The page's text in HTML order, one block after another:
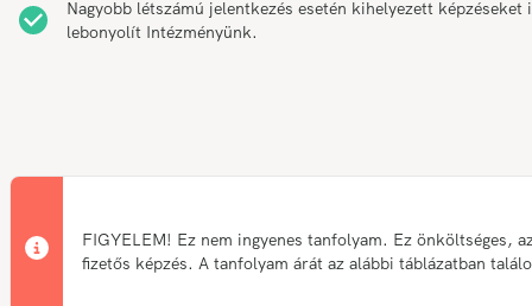
Nagyobb létszámú jelentkezés esetén kihelyezett képzéseket
lebonyolít Intézményünk.
FIGYELEM! Ez nem ingyenes tanfolyam. Ez önköltséges,
fizetős képzés. A tanfolyam árát az alábbi táblázatban